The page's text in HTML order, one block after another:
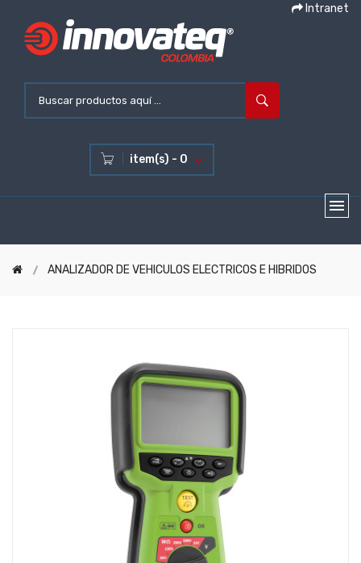
Intranet
item(s) - 0
ANALIZADOR DE VEHICULOS ELECTRICOS E HIBRIDOS